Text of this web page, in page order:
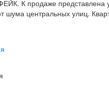
К продаже представлена
шума центральных улиц.